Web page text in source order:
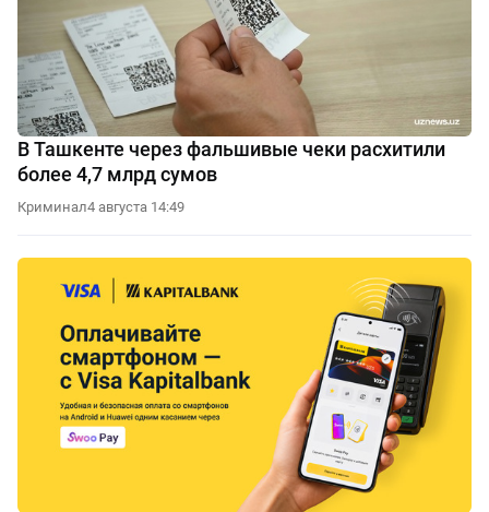
В Ташкенте через фальшивые чеки расхитили
более 4,7 млрд сумов
Криминал4 августа 14:49